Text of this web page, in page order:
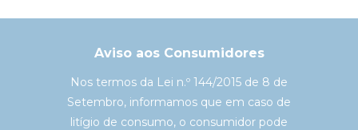
Aviso aos Consumidores
Nos termos da Lei n.º 144/2015 de 8 de
Setembro, informamos que em caso de
litígio de consumo, o consumidor pode